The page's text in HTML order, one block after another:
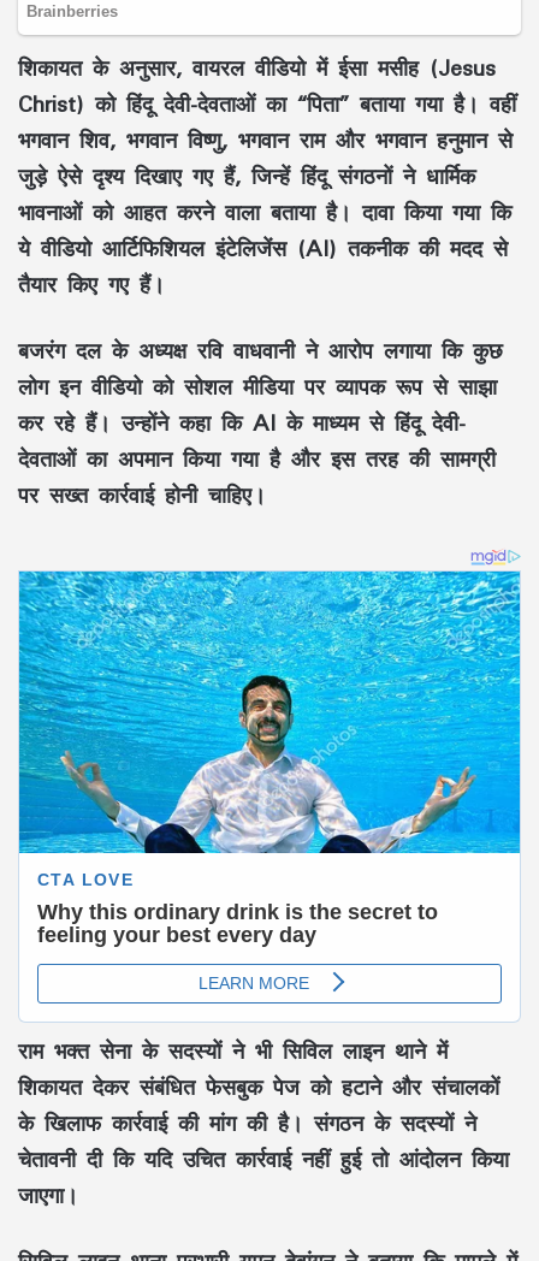
शिकायत के अनुसार, वायरल वीडियो में ईसा मसीह (Jesus
Christ) को हिंदू देवी-देवताओं का “पिता” बताया गया है। वहीं
भगवान शिव, भगवान विष्णु, भगवान राम और भगवान हनुमान से
जुड़े ऐसे दृश्य दिखाए गए हैं, जिन्हें हिंदू संगठनों ने धार्मिक
भावनाओं को आहत करने वाला बताया है। दावा किया गया कि
ये वीडियो आर्टिफिशियल इंटेलिजेंस (AI) तकनीक की मदद से
तैयार किए गए हैं।
बजरंग दल के अध्यक्ष रवि वाधवानी ने आरोप लगाया कि कुछ
लोग इन वीडियो को सोशल मीडिया पर व्यापक रूप से साझा
कर रहे हैं। उन्होंने कहा कि AI के माध्यम से हिंदू देवी-
देवताओं का अपमान किया गया है और इस तरह की सामग्री
पर सख्त कार्रवाई होनी चाहिए।
राम भक्त सेना के सदस्यों ने भी सिविल लाइन थाने में
शिकायत देकर संबंधित फेसबुक पेज को हटाने और संचालकों
के खिलाफ कार्रवाई की मांग की है। संगठन के सदस्यों ने
चेतावनी दी कि यदि उचित कार्रवाई नहीं हुई तो आंदोलन किया
जाएगा।